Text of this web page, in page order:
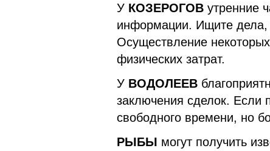
У КОЗЕРОГОВ утренние
информации. Ищите дела,
Осуществление
физических затрат.
У ВОДОЛЕЕВ
заключения сделок. Если
свободного времени, но
РЫБЫ могут получить